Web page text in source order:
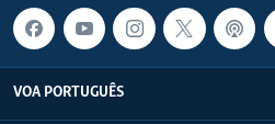
VOA PORTUGUÊS